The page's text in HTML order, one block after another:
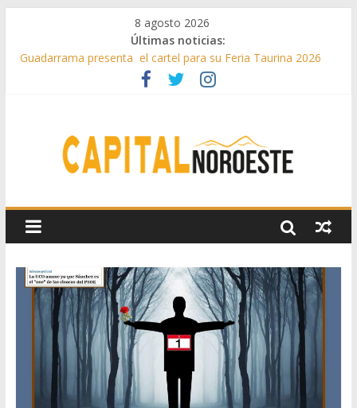
8 agosto 2026
Últimas noticias:
Guadarrama presenta el cartel para su Feria Taurina 2026
Hey Kid e Inazio en ‘La Gran Noche del Indie’ de las fiestas
Boadilla destinó más de 11 millones de euros a ayudas y
beneficios fiscales en 2025